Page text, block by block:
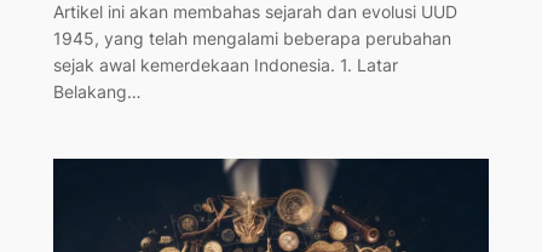
Artikel ini akan membahas sejarah dan evolusi UUD
1945, yang telah mengalami beberapa perubahan
sejak awal kemerdekaan Indonesia. 1. Latar
Belakang…